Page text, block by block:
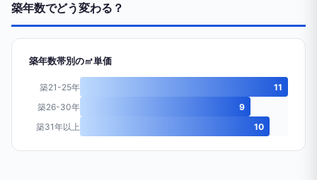
築年数でどう変わる？
築年数帯別の㎡単価
築21-25年
11
築26-30年
9
築31年以上
10